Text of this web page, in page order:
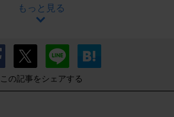
もっと見る
この記事をシェアする